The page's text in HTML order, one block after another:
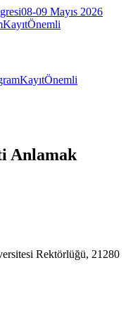
08-09 Mayıs 2026
KayıtÖnemli
KayıtÖnemli
Anlamak
Rektörlüğü, 21280